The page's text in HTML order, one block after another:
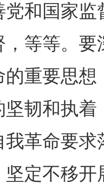
党和国家
，等等。
的重要思
坚韧和执
我革命要
定不移开